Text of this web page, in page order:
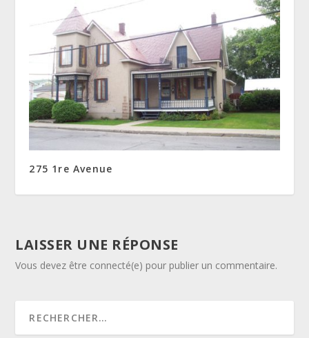
275 1re Avenue
LAISSER UNE RÉPONSE
Vous devez être connecté(e) pour publier un commentaire.